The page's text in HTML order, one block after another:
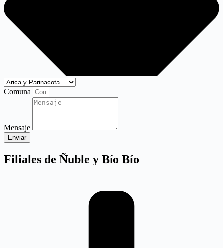
Comuna
Mensaje
Enviar
Filiales de Ñuble y Bío Bío